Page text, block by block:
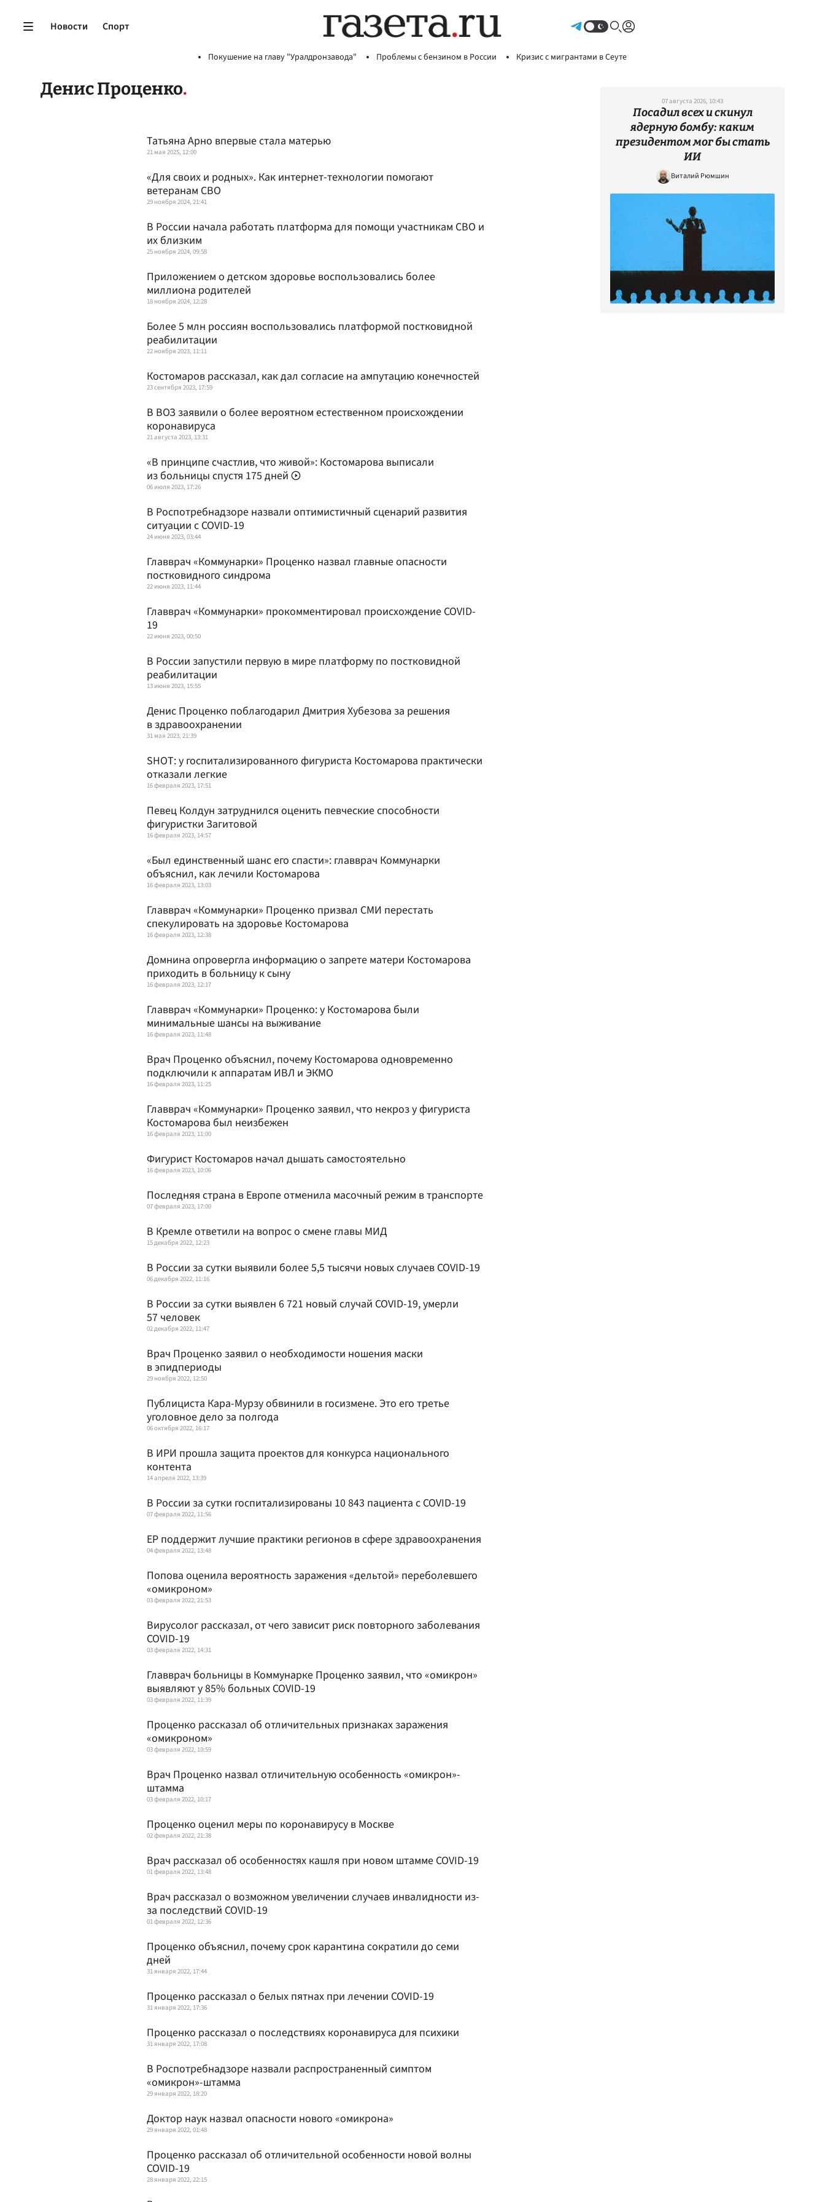
Новости Спорт
Покушение на главу "Уралдронзавода" Проблемы с бензином в России Кризис с мигрантами в Сеуте
Денис Проценко
Татьяна Арно впервые стала матерью
21 мая 2025, 12:00
«Для своих и родных». Как интернет-технологии помогают
ветеранам СВО
29 ноября 2024, 21:41
В России начала работать платформа для помощи участникам СВО и
их близким
25 ноября 2024, 09:58
Приложением о детском здоровье воспользовались более
миллиона родителей
18 ноября 2024, 12:28
Более 5 млн россиян воспользовались платформой постковидной
реабилитации
22 ноября 2023, 11:11
Костомаров рассказал, как дал согласие на ампутацию конечностей
23 сентября 2023, 17:59
В ВОЗ заявили о более вероятном естественном происхождении
коронавируса
21 августа 2023, 13:31
«В принципе счастлив, что живой»: Костомарова выписали
из больницы спустя 175 дней
06 июля 2023, 17:26
В Роспотребнадзоре назвали оптимистичный сценарий развития
ситуации с COVID-19
24 июня 2023, 03:44
Главврач «Коммунарки» Проценко назвал главные опасности
постковидного синдрома
22 июня 2023, 11:44
Главврач «Коммунарки» прокомментировал происхождение COVID-
19
22 июня 2023, 00:50
В России запустили первую в мире платформу по постковидной
реабилитации
13 июня 2023, 15:55
Денис Проценко поблагодарил Дмитрия Хубезова за решения
в здравоохранении
31 мая 2023, 21:39
SHOT: у госпитализированного фигуриста Костомарова практически
отказали легкие
16 февраля 2023, 17:51
Певец Колдун затруднился оценить певческие способности
фигуристки Загитовой
16 февраля 2023, 14:57
«Был единственный шанс его спасти»: главврач Коммунарки
объяснил, как лечили Костомарова
16 февраля 2023, 13:03
Главврач «Коммунарки» Проценко призвал СМИ перестать
спекулировать на здоровье Костомарова
16 февраля 2023, 12:38
Домнина опровергла информацию о запрете матери Костомарова
приходить в больницу к сыну
16 февраля 2023, 12:17
Главврач «Коммунарки» Проценко: у Костомарова были
минимальные шансы на выживание
16 февраля 2023, 11:48
Врач Проценко объяснил, почему Костомарова одновременно
подключили к аппаратам ИВЛ и ЭКМО
16 февраля 2023, 11:25
Главврач «Коммунарки» Проценко заявил, что некроз у фигуриста
Костомарова был неизбежен
16 февраля 2023, 11:00
Фигурист Костомаров начал дышать самостоятельно
16 февраля 2023, 10:06
Последняя страна в Европе отменила масочный режим в транспорте
07 февраля 2023, 17:00
В Кремле ответили на вопрос о смене главы МИД
15 декабря 2022, 12:23
В России за сутки выявили более 5,5 тысячи новых случаев COVID-19
06 декабря 2022, 11:16
В России за сутки выявлен 6 721 новый случай COVID-19, умерли
57 человек
02 декабря 2022, 11:47
Врач Проценко заявил о необходимости ношения маски
в эпидпериоды
29 ноября 2022, 12:50
Публициста Кара-Мурзу обвинили в госизмене. Это его третье
уголовное дело за полгода
06 октября 2022, 16:17
В ИРИ прошла защита проектов для конкурса национального
контента
14 апреля 2022, 13:39
В России за сутки госпитализированы 10 843 пациента с COVID-19
07 февраля 2022, 11:56
ЕР поддержит лучшие практики регионов в сфере здравоохранения
04 февраля 2022, 13:48
Попова оценила вероятность заражения «дельтой» переболевшего
«омикроном»
03 февраля 2022, 21:53
Вирусолог рассказал, от чего зависит риск повторного заболевания
COVID-19
03 февраля 2022, 14:31
Главврач больницы в Коммунарке Проценко заявил, что «омикрон»
выявляют у 85% больных COVID-19
03 февраля 2022, 11:39
Проценко рассказал об отличительных признаках заражения
«омикроном»
03 февраля 2022, 10:59
Врач Проценко назвал отличительную особенность «омикрон»-
штамма
03 февраля 2022, 10:17
Проценко оценил меры по коронавирусу в Москве
02 февраля 2022, 21:38
Врач рассказал об особенностях кашля при новом штамме COVID-19
01 февраля 2022, 13:48
Врач рассказал о возможном увеличении случаев инвалидности из-
за последствий COVID-19
01 февраля 2022, 12:36
Проценко объяснил, почему срок карантина сократили до семи
дней
31 января 2022, 17:44
Проценко рассказал о белых пятнах при лечении COVID-19
31 января 2022, 17:36
Проценко рассказал о последствиях коронавируса для психики
31 января 2022, 17:08
В Роспотребнадзоре назвали распространенный симптом
«омикрон»-штамма
29 января 2022, 18:20
Доктор наук назвал опасности нового «омикрона»
29 января 2022, 01:48
Проценко рассказал об отличительной особенности новой волны
COVID-19
28 января 2022, 22:15
07 августа 2026, 10:43
Посадил всех и скинул
ядерную бомбу: каким
президентом мог бы стать
ИИ
Виталий Рюмшин